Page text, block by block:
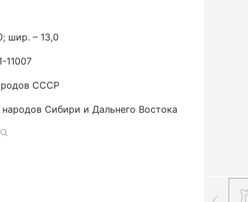
шир. – 13,0
11007
СССР
народов Сибири и Дальнего Востока